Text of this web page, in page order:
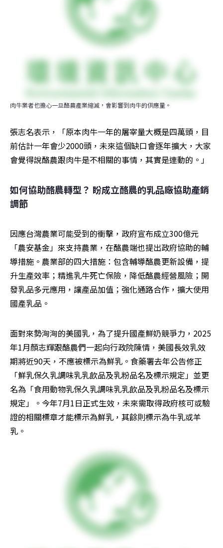
肉牛業者也擔心一旦酪農產業縮減，會影響到肉牛的供應量。
張志名表示，「原本肉牛一年的屠宰量大概是四萬頭，目
前估計一年會少2000頭，未來這個缺口會逐年擴大，大家
會覺得說酪農跟肉牛是不相關的事情，其實是連動的。」
如何協助酪農轉型？ 盼成立酪農的乳品廠協助產銷
調節
因應台灣農業可能受到的衝擊，政府宣布成立300億元
「農安基金」來支持農業，在酪農端也提出政府協助的輔
導措施。農業部的四大措施：包含輔導酪農更新設備，提
升生產效率；精進乳牛死亡保險，降低酪農經營風險；開
發乳品多元應用，讓產品加值；強化通路合作，擴大使用
國產乳品。
面對來勢洶洶的美國乳，為了提升國產鮮奶競爭力，2025
年1月顏志輝跟酪農們一起向行政院陳情，美國長效乳效
期將近90天，不應被標示為鮮乳。食藥署去年公告修正
「鮮乳保久乳調味乳乳飲品及乳粉品名及標示規定」並更
名為「食用動物乳保久乳調味乳乳飲品及乳粉品名及標示
規定」。今年7月1日正式生效，未來需取得政府核可或驗
證的相關標章才能標示為鮮乳，其餘則標示為牛乳或羊
乳。